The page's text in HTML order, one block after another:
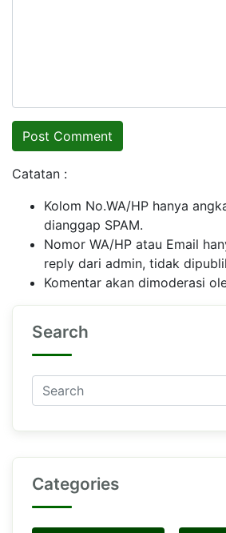
Catatan :
Kolom No.WA/HP hanya
dianggap SPAM.
Nomor WA/HP atau Email
reply dari admin, tidak
Komentar akan dimoderasi
Search
Categories